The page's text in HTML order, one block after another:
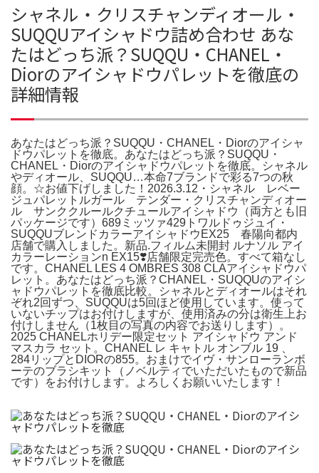
シャネル・クリスチャンディオール・
SUQQUアイシャドウ詰め合わせ あな
たはどっち派？SUQQU・CHANEL・
Diorのアイシャドウパレットを徹底の
詳細情報
あなたはどっち派？SUQQU・CHANEL・Diorのアイシャ
ドウパレットを徹底。あなたはどっち派？SUQQU・
CHANEL・Diorのアイシャドウパレットを徹底。シャネル
やディオール、SUQQU…本命7ブランドで彩る7つの秋
顔。☆お値下げしました！2026.3.12・シャネル レベー
ジュパレットルガール テンダー・クリスチャンディオー
ル サンククルールクチュールアイシャドウ（両方とも旧
パッケージです）689ミッツァ429トワルドゥジュイ・
SUQQUブレンドカラーアイシャドウEX25 春陽向都内
店舗で購入しました。新品.フィルム未開封 ルナソル アイ
カラーレーションn EX15❣️店舗限定完売色。すべて箱なし
です。CHANEL LES 4 OMBRES 308 CLAアイシャドウパ
レット。あなたはどっち派？CHANEL・SUQQUのアイシ
ャドウパレットを徹底比較。シャネルとディオールはそれ
ぞれ2回ずつ、SUQQUは5回ほど使用しています。使って
いないチップはお付けしますが、使用済みの分は衛生上お
付けしません（1枚目の写真の内容でお送りします）。
2025 CHANELホリデー限定セット アイシャドウ アンド
マスカラ セット。CHANEL レ キャトル オンブル 19 、
284リップとDIORの855。おまけでイヴ・サンローランボ
ーテのブラシキット（ノベルティでいただいたもので新品
です）をお付けします。よろしくお願いいたします！